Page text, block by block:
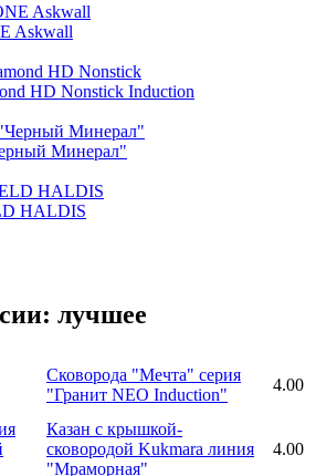
Askwall
HD Nonstick Induction
Минерал"
HALDIS
лучшее
Сковорода "Мечта" серия
"Гранит NEO Induction"
4.00
Казан с крышкой-
сковородой Kukmara линия
"Мраморная"
4.00